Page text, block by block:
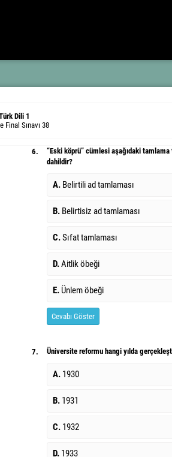
Dili 1
Final Sınavı 38
6.
“Eski köprü” cümlesi aşağıdaki
dahildir?
A. Belirtili ad tamlaması
B. Belirtisiz ad tamlaması
C.Sıfat tamlaması
D.Aitlik öbeği
E. Ünlem öbeği
Cevabı Göster
7. Üniversite reformu hangi yılda
A. 1930
B. 1931
C. 1932
D. 1933